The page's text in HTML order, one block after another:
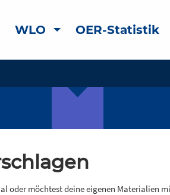
WLO OER-Statistik
oder möchtest deine eigenen Materialien